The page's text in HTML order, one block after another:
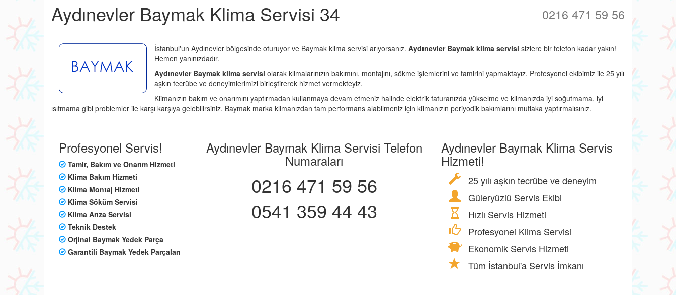
Aydınevler Baymak Klima Servisi 34 0216 471 59 56
İstanbul'un Aydınevler bölgesinde oturuyor ve Baymak klima servisi arıyorsanız. Aydınevler Baymak klima servisi sizlere bir telefon kadar yakın!
Hemen yanınızdadır.
Aydınevler Baymak klima servisi olarak klimalarınızın bakımını, montajını, sökme işlemlerini ve tamirini yapmaktayız. Profesyonel ekibimiz ile 25 yılı
aşkın tecrübe ve deneyimlerimizi birleştirerek hizmet vermekteyiz.
Klimanızın bakım ve onarımını yaptırmadan kullanmaya devam etmeniz halinde elektrik faturanızda yükselme ve klimanızda iyi soğutmama, iyi
ısıtmama gibi problemler ile karşı karşıya gelebilirsiniz. Baymak marka klimanızdan tam performans alabilmeniz için klimanızın periyodik bakımlarını mutlaka yaptırmalısınız.
Profesyonel Servis!
Tamir, Bakım ve Onarım Hizmeti
Klima Bakım Hizmeti
Klima Montaj Hizmeti
Klima Söküm Servisi
Klima Arıza Servisi
Teknik Destek
Orjinal Baymak Yedek Parça
Garantili Baymak Yedek Parçaları
Aydınevler Baymak Klima Servisi Telefon
Numaraları
0216 471 59 56
0541 359 44 43
Aydınevler Baymak Klima Servis
Hizmeti!
25 yılı aşkın tecrübe ve deneyim
Güleryüzlü Servis Ekibi
Hızlı Servis Hizmeti
Profesyonel Klima Servisi
Ekonomik Servis Hizmeti
Tüm İstanbul'a Servis İmkanı